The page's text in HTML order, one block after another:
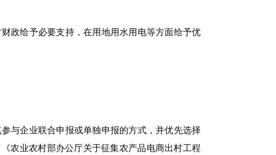
给予必要支持，在用地用水用电等方面给予优
企业联合申报或单独申报的方式，并优先选择
农业农村部办公厅关于征集农产品电商出村工程